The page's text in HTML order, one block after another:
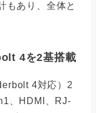
もあり、全体と
4を2基搭載
4対応）2
、HDMI、RJ-